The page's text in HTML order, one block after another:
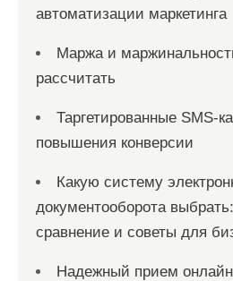
автоматизации маркетинга
Маржа и
рассчитать
Таргетированные SMS-
повышения конверсии
Какую систему
документооборота
сравнение и советы для
Надежный прием